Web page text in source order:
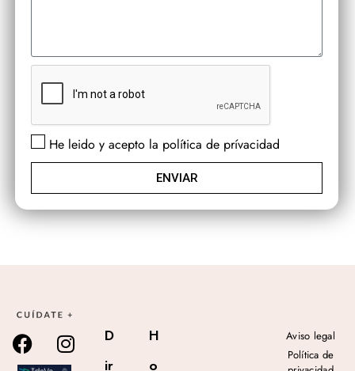
He leido y acepto la política de prívacidad
ENVIAR
D
ir
H
o
Aviso legal
Política de